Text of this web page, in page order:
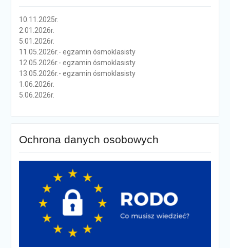
10.11.2025r.
2.01.2026r.
5.01.2026r.
11.05.2026r.- egzamin ósmoklasisty
12.05.2026r.- egzamin ósmoklasisty
13.05.2026r.- egzamin ósmoklasisty
1.06.2026r.
5.06.2026r.
Ochrona danych osobowych